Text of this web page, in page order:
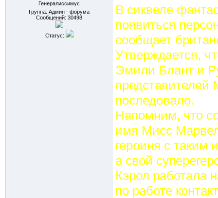
Генералиссимус
Группа: Админ - форума
Сообщений: 30498
Статус:
В сиквеле
появиться
сообщает
Утверждается,
Эмили Блант и
представителей
последовало.
Напомним, что
имя Мисс
героиня с таким
а свой
Кэрол работала
по работе